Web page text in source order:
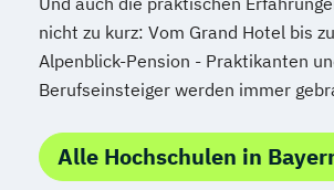
nicht zu kurz: Vom Grand Hotel bis
Alpenblick-Pension - Praktikanten
Berufseinsteiger werden immer
Alle Hochschulen in